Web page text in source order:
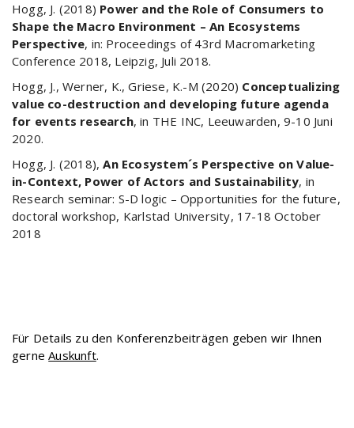
Hogg, J. (2018) Power and the Role of Consumers to
Shape the Macro Environment – An Ecosystems
Perspective, in: Proceedings of 43rd Macromarketing
Conference 2018, Leipzig, Juli 2018.
Hogg, J., Werner, K., Griese, K.-M (2020) Conceptualizing
value co-destruction and developing future agenda
for events research, in THE INC, Leeuwarden, 9-10 Juni
2020.
Hogg, J. (2018),An Ecosystem´s Perspective on Value-
in-Context, Power of Actors and Sustainability, in
Research seminar: S-D logic – Opportunities for the future,
doctoral workshop, Karlstad University, 17-18 October
2018
Für Details zu den Konferenzbeiträgen geben wir Ihnen
gerneAuskunft.